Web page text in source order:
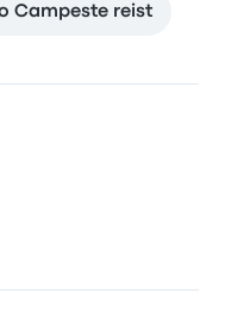
Campeste reist